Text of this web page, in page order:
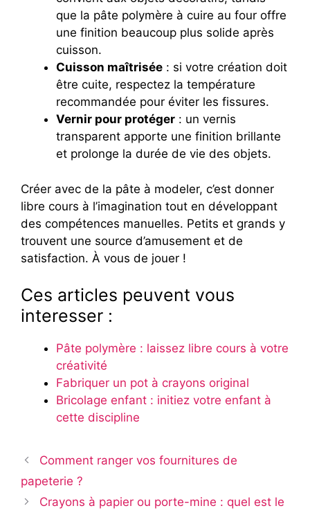
que la pâte polymère à cuire au four offre
une finition beaucoup plus solide après
cuisson.
Cuisson maîtrisée : si votre création doit
être cuite, respectez la température
recommandée pour éviter les fissures.
Vernir pour protéger : un vernis
transparent apporte une finition brillante
et prolonge la durée de vie des objets.
Créer avec de la pâte à modeler, c’est donner
libre cours à l’imagination tout en développant
des compétences manuelles. Petits et grands y
trouvent une source d’amusement et de
satisfaction. À vous de jouer !
Ces articles peuvent vous
interesser :
Pâte polymère : laissez libre cours à votre
créativité
Fabriquer un pot à crayons original
Bricolage enfant : initiez votre enfant à
cette discipline
Comment ranger vos fournitures de
papeterie ?
Crayons à papier ou porte-mine : quel est le